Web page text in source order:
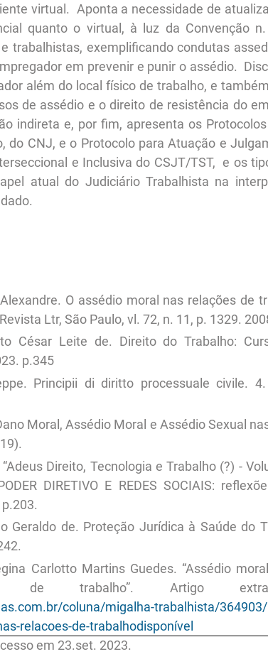
virtual. Aponta a necessidade de
quanto o virtual, à luz da Convenção
trabalhistas, exemplificando condutas
em prevenir e punir o assédio.
além do local físico de trabalho, e
de assédio e o direito de resistência do
indireta e, por fim, apresenta os
do CNJ, e o Protocolo para Atuação e
e Inclusiva do CSJT/TST, e os
atual do Judiciário Trabalhista na
Alexandre. O assédio moral nas relações de
Ltr, São Paulo, vl. 72, n. 11, p. 1329.
César Leite de. Direito do Trabalho:
p.345
Principii di diritto processuale civile.
Moral, Assédio Moral e Assédio Sexual
“Adeus Direito, Tecnologia e Trabalho (?) -
DIRETIVO E REDES SOCIAIS:
Geraldo de. Proteção Jurídica à Saúde do
Carlotto Martins Guedes. “Assédio
de trabalho”. Artigo
coluna/migalha-trabalhista/
relacoes-de-trabalhodisponível
em 23.set. 2023.